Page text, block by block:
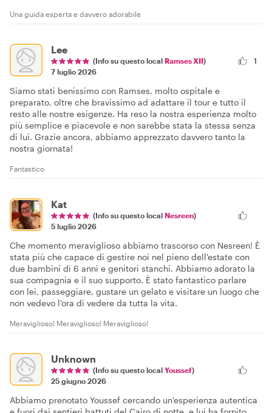
Una guida esperta e davvero adorabile
Lee
(Info su questo local Ramses XII)
7 luglio 2026
1
Siamo stati benissimo con Ramses, molto ospitale e
preparato, oltre che bravissimo ad adattare il tour e tutto il
resto alle nostre esigenze. Ha reso la nostra esperienza molto
più semplice e piacevole e non sarebbe stata la stessa senza
di lui. Grazie ancora, abbiamo apprezzato davvero tanto la
nostra giornata!
Fantastico
Kat
(Info su questo local Nesreen)
5 luglio 2026
Che momento meraviglioso abbiamo trascorso con Nesreen! È
stata più che capace di gestire noi nel pieno dell'estate con
due bambini di 6 anni e genitori stanchi. Abbiamo adorato la
sua compagnia e il suo supporto. È stato fantastico parlare
con lei, passeggiare, gustare un gelato e visitare un luogo che
non vedevo l'ora di vedere da tutta la vita.
Meraviglioso! Meraviglioso! Meraviglioso!
Unknown
(Info su questo local Youssef)
25 giugno 2026
Abbiamo prenotato Youssef cercando un'esperienza autentica